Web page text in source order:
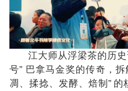
江大师从浮梁茶的历
号” 巴拿马金奖的传奇，
凋、揉捻、发酵、焙制”